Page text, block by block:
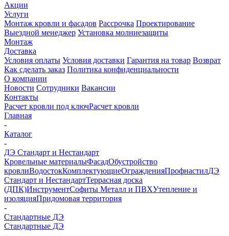
Акции
Услуги
Монтаж кровли и фасадов Рассрочка Проектирование
Выездной менеджер Установка молниезащиты
Монтаж
Доставка
Условия оплаты Условия доставки Гарантия на товар Возврат
Как сделать заказ Политика конфиденциальности
О компании
Новости Сотрудники Вакансии
Контакты
Расчет кровли под ключРасчет кровли
Главная
-
Каталог
-
ДЭ Стандарт и Нестандарт
Кровельные материалыФасадОбустройство
кровлиВодостокКомплектующиеОгражденияПрофнастилДЭ
Стандарт и НестандартТеррасная доска
(ДПК)ИнструментСофиты Металл и ПВХУтепление и
изоляцияПридомовая территория
-
Стандартные ДЭ
Стандартные ДЭ